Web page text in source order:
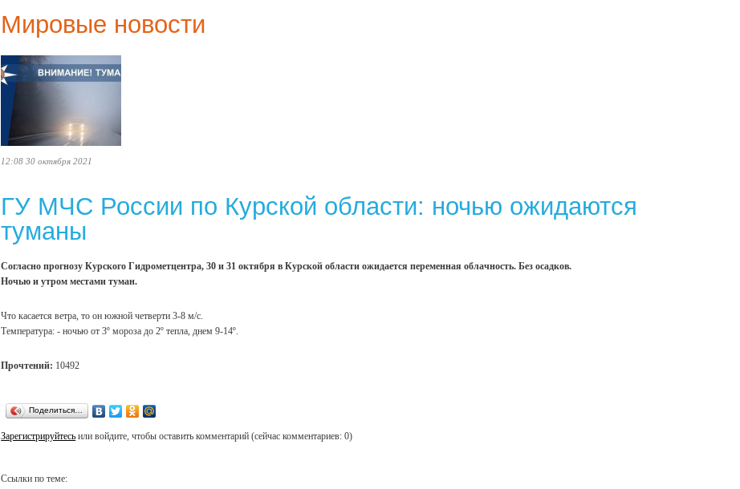
Мировые новости
12:08 30 октября 2021
ГУ МЧС России по Курской области: ночью ожидаются
туманы
Согласно прогнозу Курского Гидрометцентра, 30 и 31 октября в Курской области ожидается переменная облачность. Без осадков.
Ночью и утром местами туман.
Что касается ветра, то он южной четверти 3-8 м/с.
Температура: - ночью от 3º мороза до 2º тепла, днем 9-14º.
Прочтений: 10492
Поделиться…
Зарегистрируйтесь или войдите, чтобы оставить комментарий (сейчас комментариев: 0)
Ссылки по теме: